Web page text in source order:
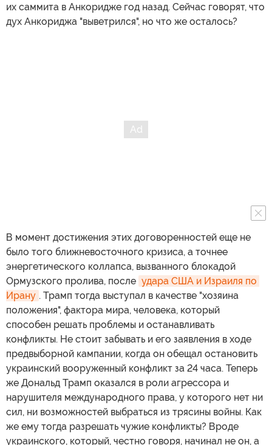
их саммита в Анкоридже год назад. Сейчас говорят, что
дух Анкориджа "выветрился", но что же осталось?
В момент достижения этих договоренностей еще не
было того ближневосточного кризиса, а точнее
энергетического коллапса, вызванного блокадой
Ормузского пролива, после удара США и Израиля по
Ирану . Трамп тогда выступал в качестве "хозяина
положения", фактора мира, человека, который
способен решать проблемы и останавливать
конфликты. Не стоит забывать и его заявления в ходе
предвыборной кампании, когда он обещал остановить
украинский вооруженный конфликт за 24 часа. Теперь
же Дональд Трамп оказался в роли агрессора и
нарушителя международного права, у которого нет ни
сил, ни возможностей выбраться из трясины войны. Как
же ему тогда разрешать чужие конфликты? Вроде
украинского, который, честно говоря, начинал не он, а